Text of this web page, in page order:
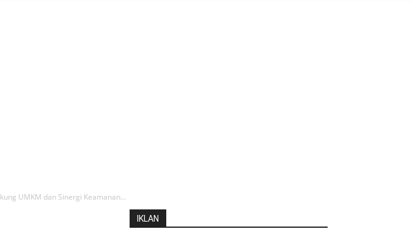
UMKM dan Sinergi Keamanan...
IKLAN